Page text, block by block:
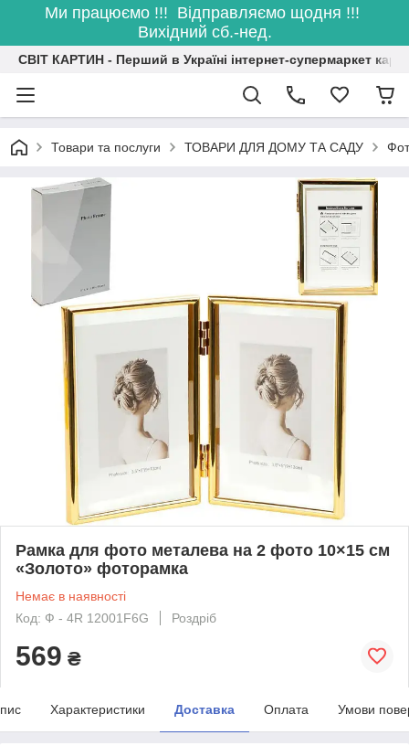
Ми працюємо !!! Відправляємо щодня !!!
Вихідний сб.-нед.
СВІТ КАРТИН - Перший в Україні інтернет-супермаркет
Товари та послуги ТОВАРИ ДЛЯ ДОМУ ТА САДУ
Рамка для фото металева на 2 фото 10×15 см
«Золото» фоторамка
Немає в наявності
Код: Ф - 4R 12001F6G
Роздріб
569 ₴
Характеристики Доставка Оплата Умови